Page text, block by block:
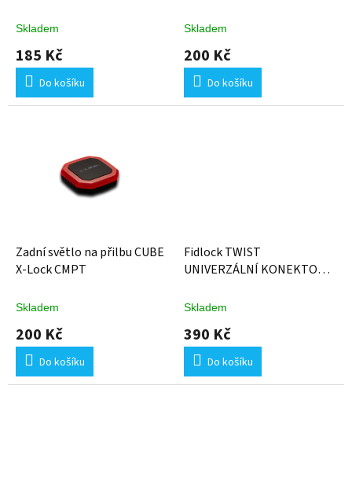
Skladem
185 Kč
Do košíku
Skladem
200 Kč
Do košíku
Zadní světlo na přilbu CUBE
X-Lock CMPT
Skladem
200 Kč
Do košíku
Fidlock TWIST
UNIVERZÁLNÍ KONEKTOR
Skladem
390 Kč
Do košíku